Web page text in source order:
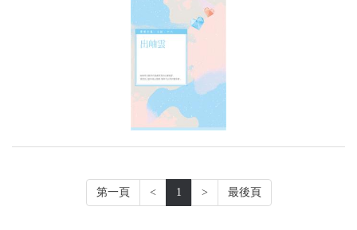
第一頁 < 1 > 最後頁